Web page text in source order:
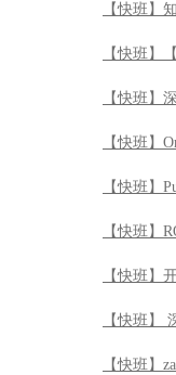
【快班】
【快班】
【快班】
【快班】
【快班】
【快班】
【快班】
【快班】
【快班】